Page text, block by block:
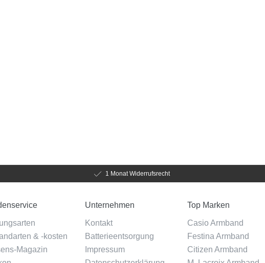
1 Monat Widerrufsrecht
& -kosten
Magazin
Unternehmen
Kontakt
Batterieentsorgung
Impressum
Top Marken
Casio Armband
Festina Armband
Citizen Armband